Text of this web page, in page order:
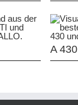
A 430